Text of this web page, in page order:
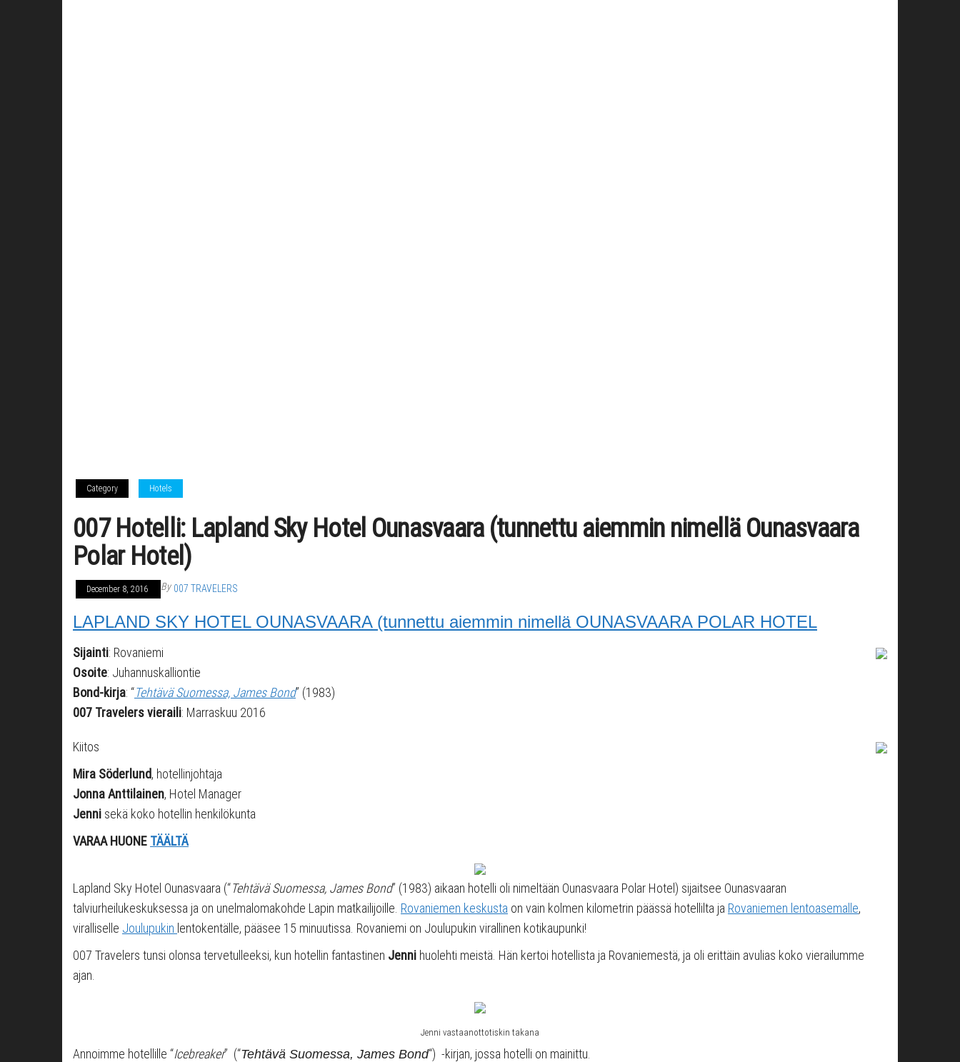
Category Hotels
007 Hotelli: Lapland Sky Hotel Ounasvaara (tunnettu aiemmin nimellä Ounasvaara
Polar Hotel)
December 8, 2016 By 007 TRAVELERS
LAPLAND SKY HOTEL OUNASVAARA (tunnettu aiemmin nimellä OUNASVAARA POLAR HOTEL
Sijainti: Rovaniemi
Osoite: Juhannuskalliontie
Bond-kirja: “Tehtävä Suomessa, James Bond” (1983)
007 Travelers vieraili: Marraskuu 2016
Kiitos
Mira Söderlund, hotellinjohtaja
Jonna Anttilainen, Hotel Manager
Jenni sekä koko hotellin henkilökunta
VARAA HUONE TÄÄLTÄ
Lapland Sky Hotel Ounasvaara (“Tehtävä Suomessa, James Bond” (1983) aikaan hotelli oli nimeltään Ounasvaara Polar Hotel) sijaitsee Ounasvaaran
talviurheilukeskuksessa ja on unelmalomakohde Lapin matkailijoille. Rovaniemen keskusta on vain kolmen kilometrin päässä hotellilta ja Rovaniemen lentoasemalle,
viralliselle Joulupukin lentokentälle, pääsee 15 minuutissa. Rovaniemi on Joulupukin virallinen kotikaupunki!
007 Travelers tunsi olonsa tervetulleeksi, kun hotellin fantastinen Jenni huolehti meistä. Hän kertoi hotellista ja Rovaniemestä, ja oli erittäin avulias koko vierailumme
ajan.
Jenni vastaanottotiskin takana
Annoimme hotellille “Icebreaker” (“Tehtävä Suomessa, James Bond“) -kirjan, jossa hotelli on mainittu.